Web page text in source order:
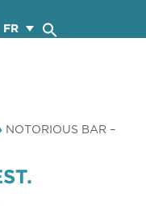
FR
NOTORIOUS BAR –